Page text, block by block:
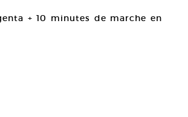
+ 10 minutes de marche en